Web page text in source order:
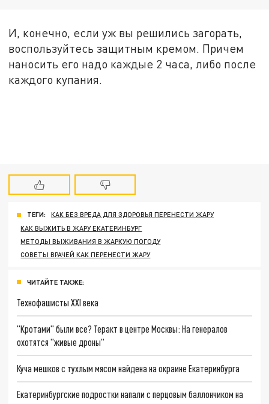
И, конечно, если уж вы решились загорать,
воспользуйтесь защитным кремом. Причем
наносить его надо каждые 2 часа, либо после
каждого купания.
ТЕГИ:
КАК БЕЗ ВРЕДА ДЛЯ ЗДОРОВЬЯ ПЕРЕНЕСТИ ЖАРУ
КАК ВЫЖИТЬ В ЖАРУ ЕКАТЕРИНБУРГ
МЕТОДЫ ВЫЖИВАНИЯ В ЖАРКУЮ ПОГОДУ
СОВЕТЫ ВРАЧЕЙ КАК ПЕРЕНЕСТИ ЖАРУ
ЧИТАЙТЕ ТАКЖЕ:
Технофашисты XXI века
"Кротами" были все? Теракт в центре Москвы: На генералов
охотятся "живые дроны"
Куча мешков с тухлым мясом найдена на окраине Екатеринбурга
Екатеринбургские подростки напали с перцовым баллончиком на